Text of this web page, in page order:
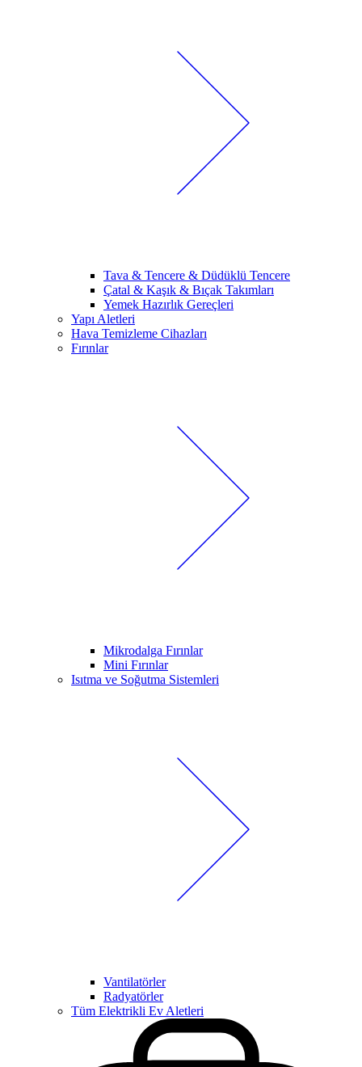
Tava & Tencere & Düdüklü Tencere
Çatal & Kaşık & Bıçak Takımları
Yemek Hazırlık Gereçleri
Yapı Aletleri
Hava Temizleme Cihazları
Fırınlar
Mikrodalga Fırınlar
Mini Fırınlar
Isıtma ve Soğutma Sistemleri
Vantilatörler
Radyatörler
Tüm Elektrikli Ev Aletleri